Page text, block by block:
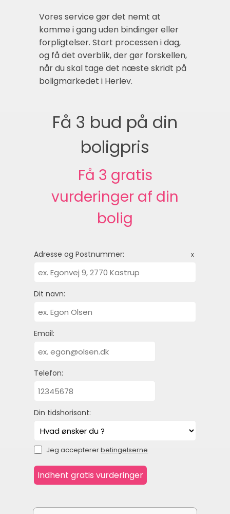
Vores service gør det nemt at
komme i gang uden bindinger eller
forpligtelser. Start processen i dag,
og få det overblik, der gør forskellen,
når du skal tage det næste skridt på
boligmarkedet i Herlev.
Få 3 bud på din
boligpris
Få 3 gratis
vurderinger af din
bolig
Adresse og Postnummer: x
Dit navn:
Email:
Telefon:
Din tidshorisont:
Jeg acceptererbetingelserne